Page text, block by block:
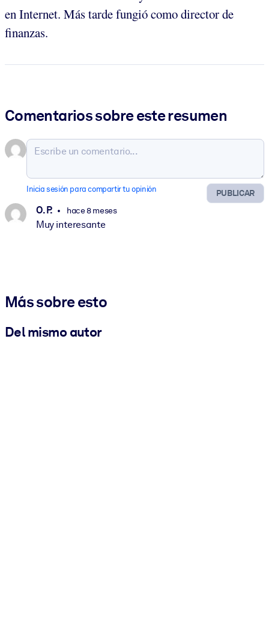
en Internet. Más tarde fungió como director de
finanzas.
Comentarios sobre este resumen
PUBLICAR
Inicia sesión para compartir tu opinión
O. P. hace 8 meses
Muy interesante
Más sobre esto
Del mismo autor